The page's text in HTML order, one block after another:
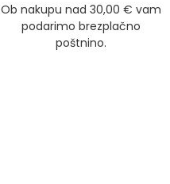
Ob nakupu nad 30,00 € vam
podarimo brezplačno
poštnino.